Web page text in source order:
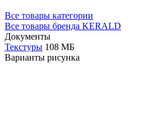
Все товары категории
Все товары бренда KERALD
Документы
Текстуры 108 МБ
Варианты рисунка